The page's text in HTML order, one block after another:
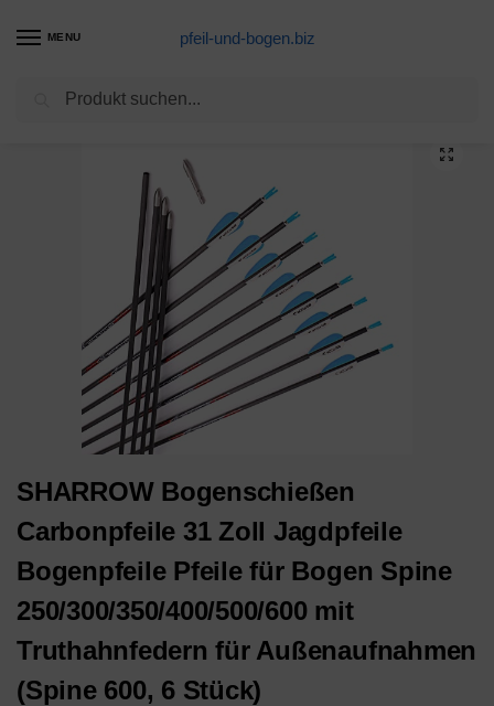
MENU pfeil-und-bogen.biz
Compoundbogen Produkte
SHARROW Bogenschießen
Carbonpfeile 31 Zoll Jagdpfeile
Bogenpfeile Pfeile für Bogen Spine
250/300/350/400/500/600 mit
Truthahnfedern für Außenaufnahmen
(Spine 600, 6 Stück)